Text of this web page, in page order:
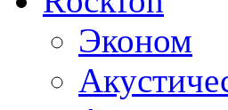
Эконом